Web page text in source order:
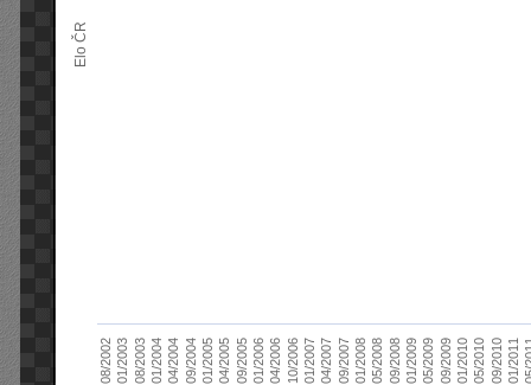
Elo ČR
08/200201/200308/200301/200404/200409/200401/200504/200509/200501/200604/200610/200601/200704/200709/200701/200805/200809/200801/200905/200909/200901/201005/201009/201001/2011